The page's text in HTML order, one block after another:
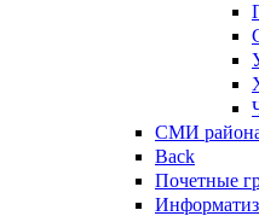
СМИ
Back
Почетные